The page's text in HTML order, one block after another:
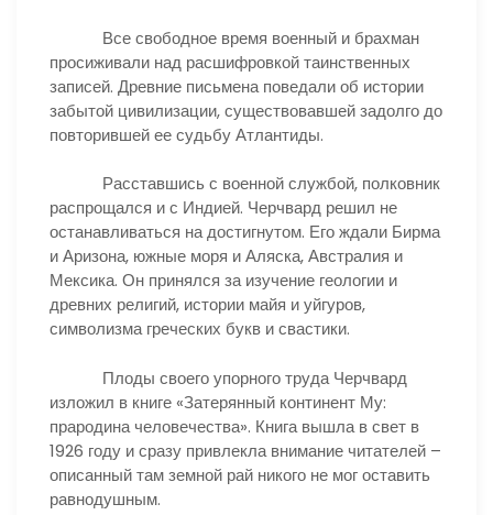
Все свободное время военный и брахман
просиживали над расшифровкой таинственных
записей. Древние письмена поведали об истории
забытой цивилизации, существовавшей задолго до
повторившей ее судьбу Атлантиды.
Расставшись с военной службой, полковник
распрощался и с Индией. Черчвард решил не
останавливаться на достигнутом. Его ждали Бирма
и Аризона, южные моря и Аляска, Австралия и
Мексика. Он принялся за изучение геологии и
древних религий, истории майя и уйгуров,
символизма греческих букв и свастики.
Плоды своего упорного труда Черчвард
изложил в книге «Затерянный континент Му:
прародина человечества». Книга вышла в свет в
1926 году и сразу привлекла внимание читателей –
описанный там земной рай никого не мог оставить
равнодушным.